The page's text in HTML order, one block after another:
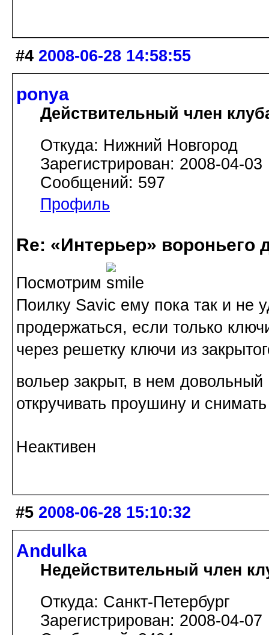
#4 2008-06-28 14:58:55
ponya
Действительный член
Откуда: Нижний Новгород
Зарегистрирован: 2008-04-03
Сообщений: 597
Профиль
Re: «Интерьер» вороньего
Посмотрим
Поилку Saviс ему пока так и не
продержаться, если только
через решетку ключи из
вольер закрыт, в нем
откручивать проушину и
Неактивен
#5 2008-06-28 15:10:32
Andulka
Недействительный член
Откуда: Санкт-Петербург
Зарегистрирован: 2008-04-07